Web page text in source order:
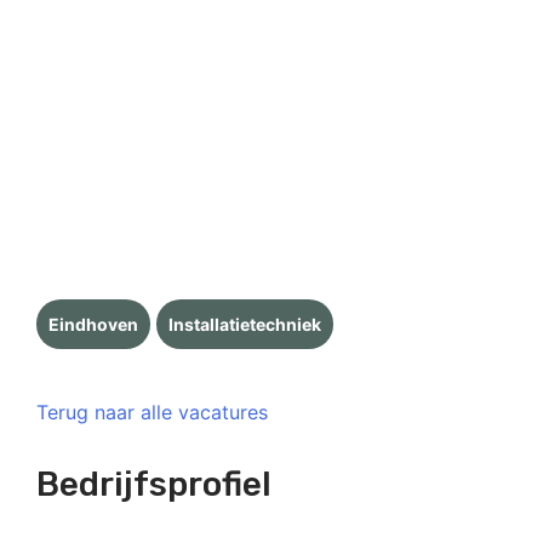
Eindhoven Installatietechniek
Terug naar alle vacatures
Bedrijfsprofiel